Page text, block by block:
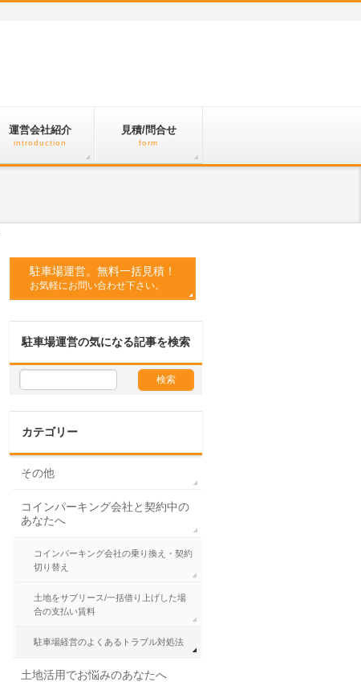
運営会社紹介
introduction
見積/問合せ
form
駐車場運営。無料一括見積！
お気軽にお問い合わせ下さい。
駐車場運営の気になる記事を検索
カテゴリー
その他
コインパーキング会社と契約中の
あなたへ
コインパーキング会社の乗り換え・契約
切り替え
土地をサブリース/一括借り上げした場
合の支払い賃料
駐車場経営のよくあるトラブル対処法
土地活用でお悩みのあなたへ